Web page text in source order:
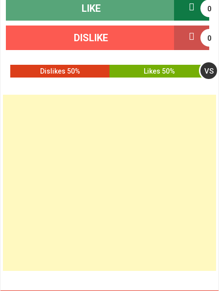
0
LIKE
0
DISLIKE
50% Likes VS
50% Dislikes